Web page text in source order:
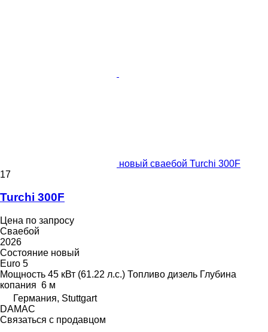
новый сваебой Turchi 300F
17
Turchi 300F
Цена по запросу
Сваебой
2026
Состояние новый
Euro 5
Мощность 45 кВт (61.22 л.с.) Топливо дизель Глубина
копания 6 м
Германия, Stuttgart
DAMAC
Связаться с продавцом